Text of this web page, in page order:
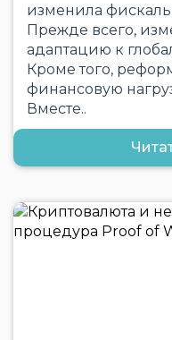
изменила
Прежде всего,
адаптацию к
Кроме того,
финансовую
Вместе..